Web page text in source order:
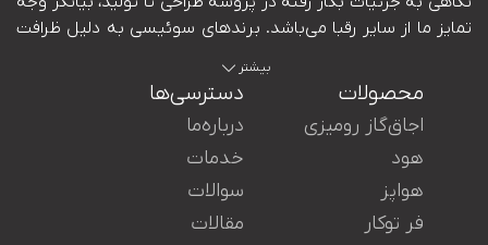
ایران در کنار شما هستند.
بیشتر
محصولات
اجاق‌گاز رومیزی
هود
هواپز
فر توکار
دسترسی‌ها
درباره‌ما
خدمات
سوالات
مقالات